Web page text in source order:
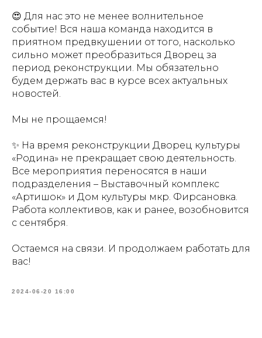
😍 Для нас это не менее волнительное
событие! Вся наша команда находится в
приятном предвкушении от того, насколько
сильно может преобразиться Дворец за
период реконструкции. Мы обязательно
будем держать вас в курсе всех актуальных
новостей.
Мы не прощаемся!
✨ На время реконструкции Дворец культуры
«Родина» не прекращает свою деятельность.
Все мероприятия переносятся в наши
подразделения – Выставочный комплекс
«Артишок» и Дом культуры мкр. Фирсановка.
Работа коллективов, как и ранее, возобновится
с сентября.
Остаемся на связи. И продолжаем работать для
вас!
2024-06-20 16:00